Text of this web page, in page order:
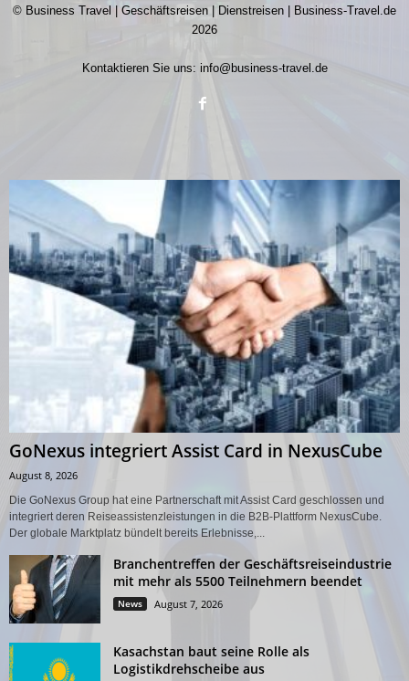
© Business Travel | Geschäftsreisen | Dienstreisen | Business-Travel.de
2026
Kontaktieren Sie uns: info@business-travel.de
GoNexus integriert Assist Card in NexusCube
August 8, 2026
Die GoNexus Group hat eine Partnerschaft mit Assist Card geschlossen und
integriert deren Reiseassistenzleistungen in die B2B-Plattform NexusCube.
Der globale Marktplatz bündelt bereits Erlebnisse,...
Branchentreffen der Geschäftsreiseindustrie
mit mehr als 5500 Teilnehmern beendet
News August 7, 2026
Kasachstan baut seine Rolle als
Logistikdrehscheibe aus